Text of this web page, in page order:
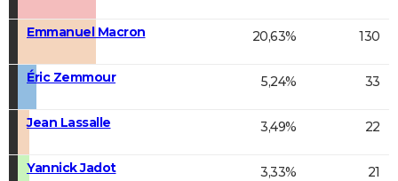
Emmanuel Macron 20,63% 130
Éric Zemmour 5,24% 33
Jean Lassalle 3,49% 22
Yannick Jadot 3,33% 21